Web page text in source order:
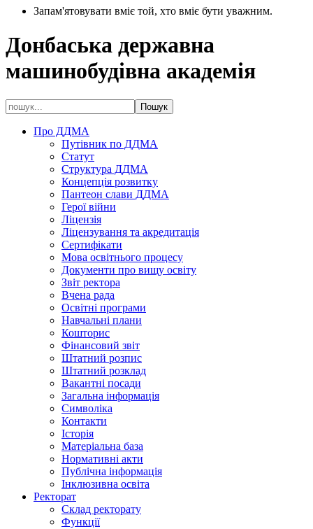
Запам'ятовувати вміє той, хто вміє бути уважним.
Донбаська державна
машинобудівна академія
Про ДДМА
Путівник по ДДМА
Статут
Структура ДДМА
Концепція розвитку
Пантеон слави ДДМА
Герої війни
Ліцензія
Ліцензування та акредитація
Сертифікати
Мова освітнього процесу
Документи про вищу освіту
Звіт ректора
Вчена рада
Освітні програми
Навчальні плани
Кошторис
Фінансовий звіт
Штатний розпис
Штатний розклад
Вакантні посади
Загальна інформація
Символіка
Контакти
Історія
Матеріальна база
Нормативні акти
Публічна інформація
Інклюзивна освіта
Ректорат
Склад ректорату
Функції